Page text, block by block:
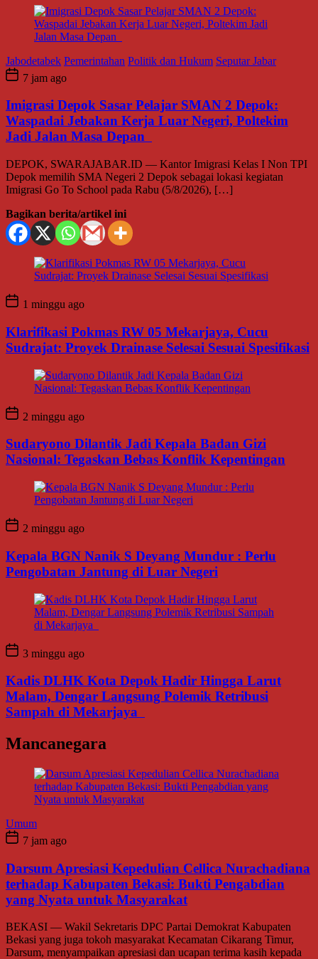
Jabodetabek Pemerintahan Politik dan Hukum Seputar Jabar
7 jam ago
Imigrasi Depok Sasar Pelajar SMAN 2 Depok:
Waspadai Jebakan Kerja Luar Negeri, Poltekim
Jadi Jalan Masa Depan
DEPOK, SWARAJABAR.ID — Kantor Imigrasi Kelas I Non TPI
Depok memilih SMA Negeri 2 Depok sebagai lokasi kegiatan
Imigrasi Go To School pada Rabu (5/8/2026), […]
Bagikan berita/artikel ini
1 minggu ago
Klarifikasi Pokmas RW 05 Mekarjaya, Cucu
Sudrajat: Proyek Drainase Selesai Sesuai Spesifikasi
2 minggu ago
Sudaryono Dilantik Jadi Kepala Badan Gizi
Nasional: Tegaskan Bebas Konflik Kepentingan
2 minggu ago
Kepala BGN Nanik S Deyang Mundur : Perlu
Pengobatan Jantung di Luar Negeri
3 minggu ago
Kadis DLHK Kota Depok Hadir Hingga Larut
Malam, Dengar Langsung Polemik Retribusi
Sampah di Mekarjaya
Mancanegara
Umum
7 jam ago
Darsum Apresiasi Kepedulian Cellica Nurachadiana
terhadap Kabupaten Bekasi: Bukti Pengabdian
yang Nyata untuk Masyarakat
BEKASI — Wakil Sekretaris DPC Partai Demokrat Kabupaten
Bekasi yang juga tokoh masyarakat Kecamatan Cikarang Timur,
Darsum, menyampaikan apresiasi dan ucapan terima kasih kepada